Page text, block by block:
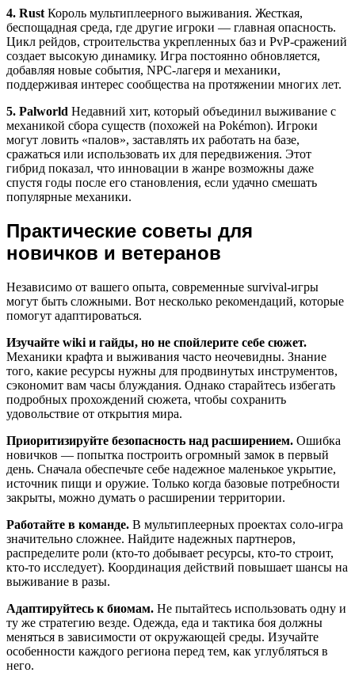
4. Rust Король мультиплеерного выживания. Жесткая,
беспощадная среда, где другие игроки — главная опасность.
Цикл рейдов, строительства укрепленных баз и PvP-сражений
создает высокую динамику. Игра постоянно обновляется,
добавляя новые события, NPC-лагеря и механики,
поддерживая интерес сообщества на протяжении многих лет.
5. Palworld Недавний хит, который объединил выживание с
механикой сбора существ (похожей на Pokémon). Игроки
могут ловить «палов», заставлять их работать на базе,
сражаться или использовать их для передвижения. Этот
гибрид показал, что инновации в жанре возможны даже
спустя годы после его становления, если удачно смешать
популярные механики.
Практические советы для
новичков и ветеранов
Независимо от вашего опыта, современные survival-игры
могут быть сложными. Вот несколько рекомендаций, которые
помогут адаптироваться.
Изучайте wiki и гайды, но не спойлерите себе сюжет.
Механики крафта и выживания часто неочевидны. Знание
того, какие ресурсы нужны для продвинутых инструментов,
сэкономит вам часы блуждания. Однако старайтесь избегать
подробных прохождений сюжета, чтобы сохранить
удовольствие от открытия мира.
Приоритизируйте безопасность над расширением. Ошибка
новичков — попытка построить огромный замок в первый
день. Сначала обеспечьте себе надежное маленькое укрытие,
источник пищи и оружие. Только когда базовые потребности
закрыты, можно думать о расширении территории.
Работайте в команде. В мультиплеерных проектах соло-игра
значительно сложнее. Найдите надежных партнеров,
распределите роли (кто-то добывает ресурсы, кто-то строит,
кто-то исследует). Координация действий повышает шансы на
выживание в разы.
Адаптируйтесь к биомам. Не пытайтесь использовать одну и
ту же стратегию везде. Одежда, еда и тактика боя должны
меняться в зависимости от окружающей среды. Изучайте
особенности каждого региона перед тем, как углубляться в
него.